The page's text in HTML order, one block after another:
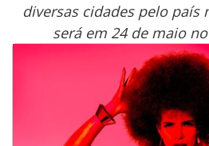
diversas cidades pelo país
será em 24 de maio